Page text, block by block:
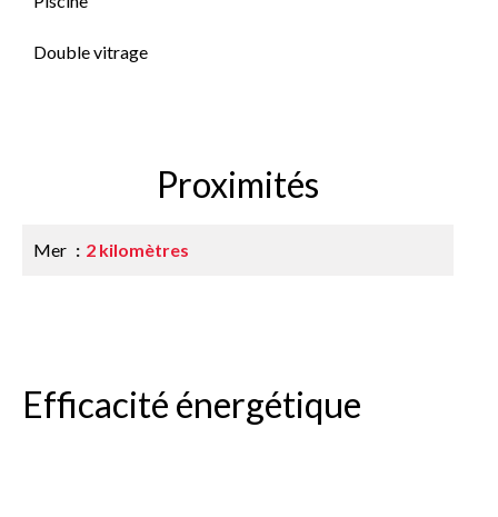
Double vitrage
Proximités
Mer 2 kilomètres
Efficacité énergétique